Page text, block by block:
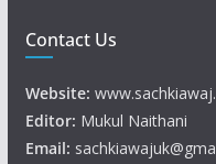
Contact Us
Website:
Editor: Mukul Naithani
Email: